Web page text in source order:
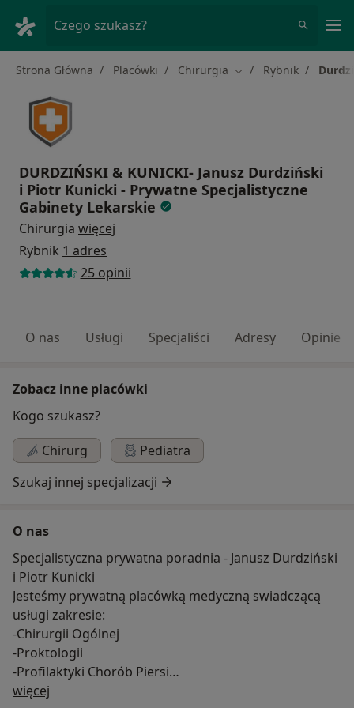
Czego szukasz?
Strona Główna Placówki Chirurgia Zmień miasto
Rybnik
DURDZIŃSKI & KUNICKI- Janusz Durdziński
i Piotr Kunicki - Prywatne Specjalistyczne
Gabinety Lekarskie
Chirurgia więcej
Rybnik 1 adres
25 opinii
O nas Usługi Specjaliści Adresy Opinie
Zobacz inne placówki
Kogo szukasz?
Chirurg
Pediatra
Szukaj innej specjalizacji
O nas
Specjalistyczna prywatna poradnia - Janusz Durdziński
i Piotr Kunicki
Jesteśmy prywatną placówką medyczną swiadczącą
usługi zakresie:
-Chirurgii Ogólnej
-Proktologii
-Profilaktyki Chorób Piersi
-Leczenia Ran Przewlekłych
więcej